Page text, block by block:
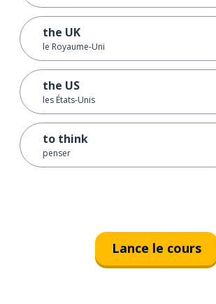
the UK
le Royaume-Uni
the US
les États-Unis
to think
penser
Lance le cours